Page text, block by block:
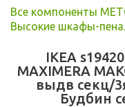
Все компоненты
Высокие шкафы-
IKEA
MAXIMERA
выдв секц/
Будбин